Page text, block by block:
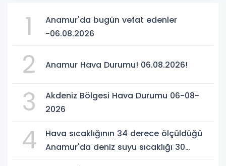
1
Anamur'da bugün vefat edenler
-06.08.2026
2 Anamur Hava Durumu! 06.08.2026!
3
Akdeniz Bölgesi Hava Durumu 06-08-
2026
4
Hava sıcaklığının 34 derece ölçüldüğü
Anamur'da deniz suyu sıcaklığı 30